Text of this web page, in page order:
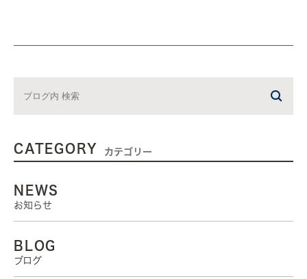
CATEGORY カテゴリー
NEWS
お知らせ
BLOG
ブログ